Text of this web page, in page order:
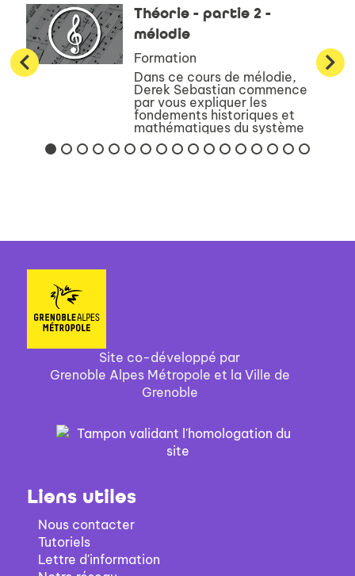
Théorie - partie 2 -
mélodie
Formation
Dans ce cours de mélodie,
Derek Sebastian commence
par vous expliquer les
fondements historiques et
mathématiques du système
mélodique occidental. Il vous
présente ensuite l’ensemble
Site co-développé par
Grenoble Alpes Métropole et la Ville de
Grenoble
Liens utiles
Nous contacter
Tutoriels
Lettre d'information